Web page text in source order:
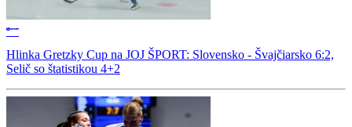
Hlinka Gretzky Cup na JOJ ŠPORT: Slovensko - Švajčiarsko 6:2,
Selič so štatistikou 4+2